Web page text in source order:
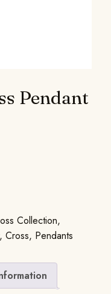
Pendant
Collection,
, Cross, Pendants